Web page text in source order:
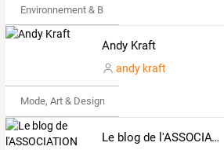
Environnement & Bio
Andy Kraft
andy kraft
Mode, Art & Design
Le blog de l'ASSOCIATION MATIERE